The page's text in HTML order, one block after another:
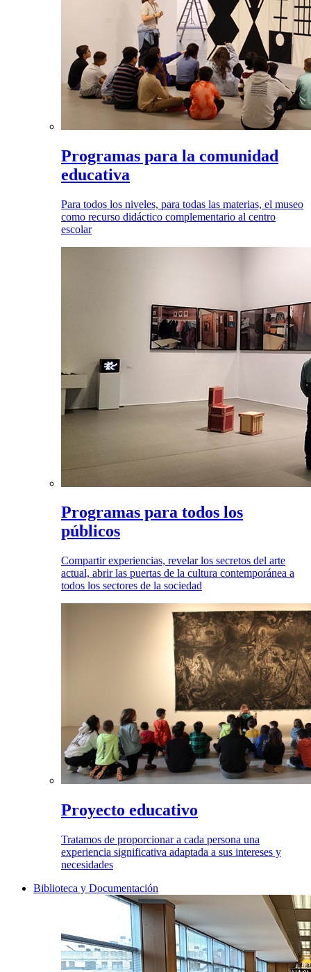
Programas para la comunidad
educativa
Para todos los niveles, para todas las materias, el museo
como recurso didáctico complementario al centro
escolar
Programas para todos los
públicos
Compartir experiencias, revelar los secretos del arte
actual, abrir las puertas de la cultura contemporánea a
todos los sectores de la sociedad
Proyecto educativo
Tratamos de proporcionar a cada persona una
experiencia significativa adaptada a sus intereses y
necesidades
Biblioteca y Documentación